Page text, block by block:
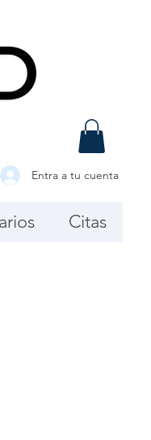
Entra a tu cuenta
Citas